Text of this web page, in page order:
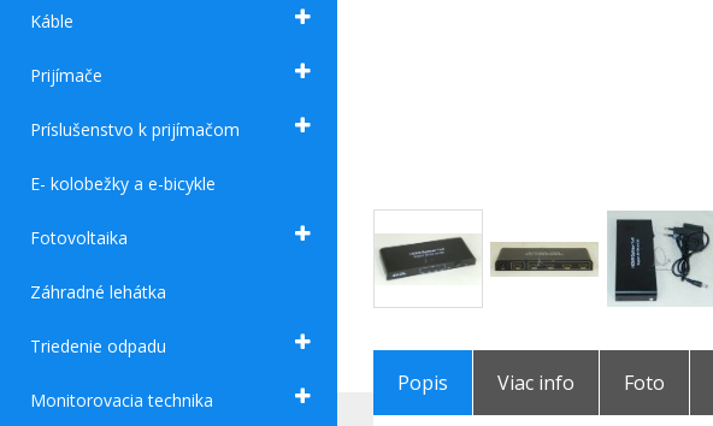
Káble
Prijímače
Príslušenstvo k prijímačom
E- kolobežky a e-bicykle
Fotovoltaika
Záhradné lehátka
Triedenie odpadu
Monitorovacia technika
Popis Viac info Foto